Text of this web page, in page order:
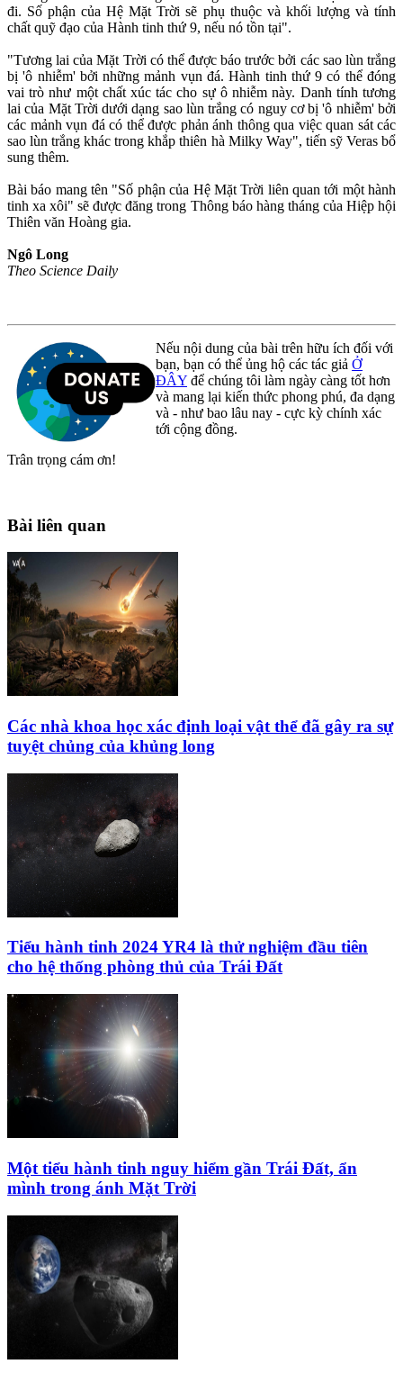
đi. Số phận của Hệ Mặt Trời sẽ phụ thuộc và khối lượng và tính
chất quỹ đạo của Hành tinh thứ 9, nếu nó tồn tại".
"Tương lai của Mặt Trời có thể được báo trước bởi các sao lùn trắng
bị 'ô nhiễm' bởi những mảnh vụn đá. Hành tinh thứ 9 có thể đóng
vai trò như một chất xúc tác cho sự ô nhiễm này. Danh tính tương
lai của Mặt Trời dưới dạng sao lùn trắng có nguy cơ bị 'ô nhiễm' bởi
các mảnh vụn đá có thể được phản ánh thông qua việc quan sát các
sao lùn trắng khác trong khắp thiên hà Milky Way", tiến sỹ Veras bổ
sung thêm.
Bài báo mang tên "Số phận của Hệ Mặt Trời liên quan tới một hành
tinh xa xôi" sẽ được đăng trong Thông báo hàng tháng của Hiệp hội
Thiên văn Hoàng gia.
Ngô Long
Theo Science Daily
Nếu nội dung của bài trên hữu ích đối với
bạn, bạn có thể ủng hộ các tác giả Ở
ĐÂY để chúng tôi làm ngày càng tốt hơn
và mang lại kiến thức phong phú, đa dạng
và - như bao lâu nay - cực kỳ chính xác
tới cộng đồng.
Trân trọng cám ơn!
Bài liên quan
Các nhà khoa học xác định loại vật thể đã gây ra sự
tuyệt chủng của khủng long
Tiểu hành tinh 2024 YR4 là thử nghiệm đầu tiên
cho hệ thống phòng thủ của Trái Đất
Một tiểu hành tinh nguy hiểm gần Trái Đất, ẩn
mình trong ánh Mặt Trời